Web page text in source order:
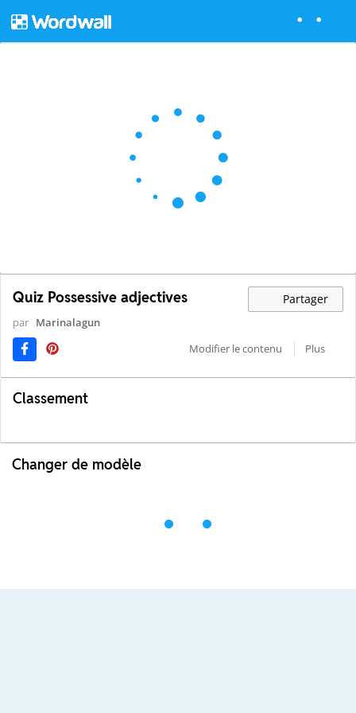
Quiz Possessive adjectives Partager
par Marinalagun
Modifier le contenu
Plus
Classement
Changer de modèle